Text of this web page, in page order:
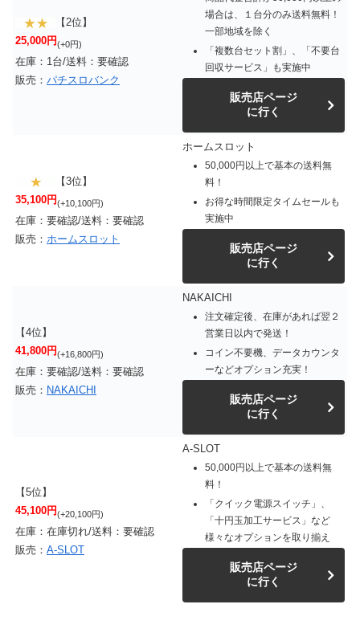
【2位】
25,000円(+0円)
在庫：1台/送料：要確認
販売： パチスロバンク
場合は、１台分のみ送料無料！
一部地域を除く
「複数台セット割」、「不要台
回収サービス」も実施中
販売店ページ
に行く
【3位】
35,100円(+10,100円)
在庫：要確認/送料：要確認
販売： ホームスロット
ホームスロット
50,000円以上で基本の送料無
料！
お得な時間限定タイムセールも
実施中
販売店ページ
に行く
【4位】
41,800円(+16,800円)
在庫：要確認/送料：要確認
販売： NAKAICHI
NAKAICHI
注文確定後、在庫があれば翌２
営業日以内で発送！
コイン不要機、データカウンタ
ーなどオプション充実！
販売店ページ
に行く
【5位】
45,100円(+20,100円)
在庫：在庫切れ/送料：要確認
販売： A-SLOT
A-SLOT
50,000円以上で基本の送料無
料！
「クイック電源スイッチ」、
「十円玉加工サービス」など
様々なオプションを取り揃え
販売店ページ
に行く